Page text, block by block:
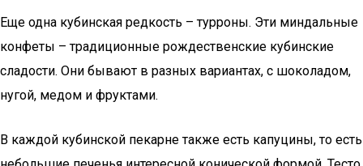
Еще одна кубинская редкость – турроны. Эти миндальные
конфеты – традиционные рождественские кубинские
сладости. Они бывают в разных вариантах, с шоколадом,
нугой, медом и фруктами.
В каждой кубинской пекарне также есть капуцины, то есть